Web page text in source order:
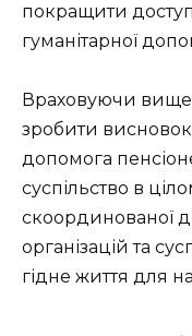
покращити
гуманітарної
Враховуючи
зробити
допомога
суспільство в
скоординованої
організацій та
гідне життя для